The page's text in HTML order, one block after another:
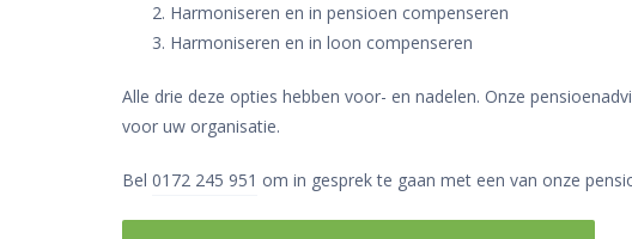
Harmoniseren en in pensioen compenseren
Harmoniseren en in loon compenseren
Alle drie deze opties hebben voor- en nadelen. Onze
voor uw organisatie.
Bel 0172 245 951 om in gesprek te gaan met een van onze